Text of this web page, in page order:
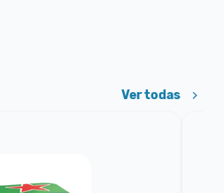
Ver todas